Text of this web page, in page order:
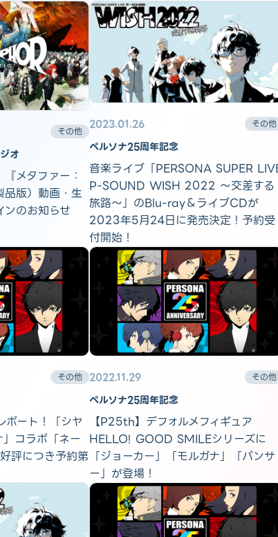
その他
オ
メタファー：
品版）動画・生
のお知らせ
2023.01.26 その他
ペルソナ25周年記念
音楽ライブ「PERSONA SUPER
P-SOUND WISH 2022 ～交差する
旅路～」のBlu-ray＆ライブCDが
2023年5月24日に発売決定！予約受
付開始！
その他
ポート！「シヤ
コラボ「ネー
評につき予約第
2022.11.29 その他
ペルソナ25周年記念
【P25th】デフォルメフィギュア
HELLO! GOOD SMILEシリーズに
「ジョーカー」「モルガナ」「パンサ
ー」が登場！